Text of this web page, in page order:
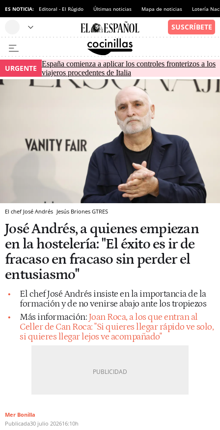
ES NOTICIA: Editoral - El Rúgido Últimas noticias Mapa de noticias Lotería
URGENTE
España comienza a aplicar los controles fronterizos a los
viajeros procedentes de Italia
El chef José Andrés Jesús Briones GTRES
José Andrés, a quienes empiezan
en la hostelería: "El éxito es ir de
fracaso en fracaso sin perder el
entusiasmo"
El chef José Andrés insiste en la importancia de la
formación y de no venirse abajo ante los tropiezos
Más información: Joan Roca, a los que entran al
Celler de Can Roca: "Si quieres llegar rápido ve solo,
si quieres llegar lejos ve acompañado"
Mer Bonilla
Publicada30 julio 202616:10h